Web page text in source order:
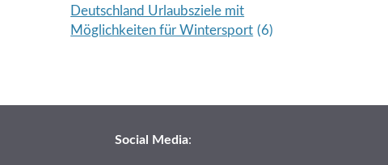
Deutschland Urlaubsziele mit
Möglichkeiten für Wintersport (6)
Social Media: